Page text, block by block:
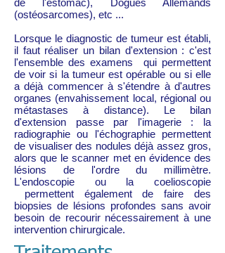
de l'estomac), Dogues Allemands
(ostéosarcomes), etc ...
Lorsque le diagnostic de tumeur est établi,
il faut réaliser un bilan d'extension : c'est
l'ensemble des examens qui permettent
de voir si la tumeur est opérable ou si elle
a déjà commencer à s'étendre à d'autres
organes (envahissement local, régional ou
métastases à distance). Le bilan
d'extension passe par l'imagerie : la
radiographie ou l'échographie permettent
de visualiser des nodules déjà assez gros,
alors que le scanner met en évidence des
lésions de l'ordre du millimètre.
L'endoscopie ou la coelioscopie
permettent également de faire des
biopsies de lésions profondes sans avoir
besoin de recourir nécessairement à une
intervention chirurgicale.